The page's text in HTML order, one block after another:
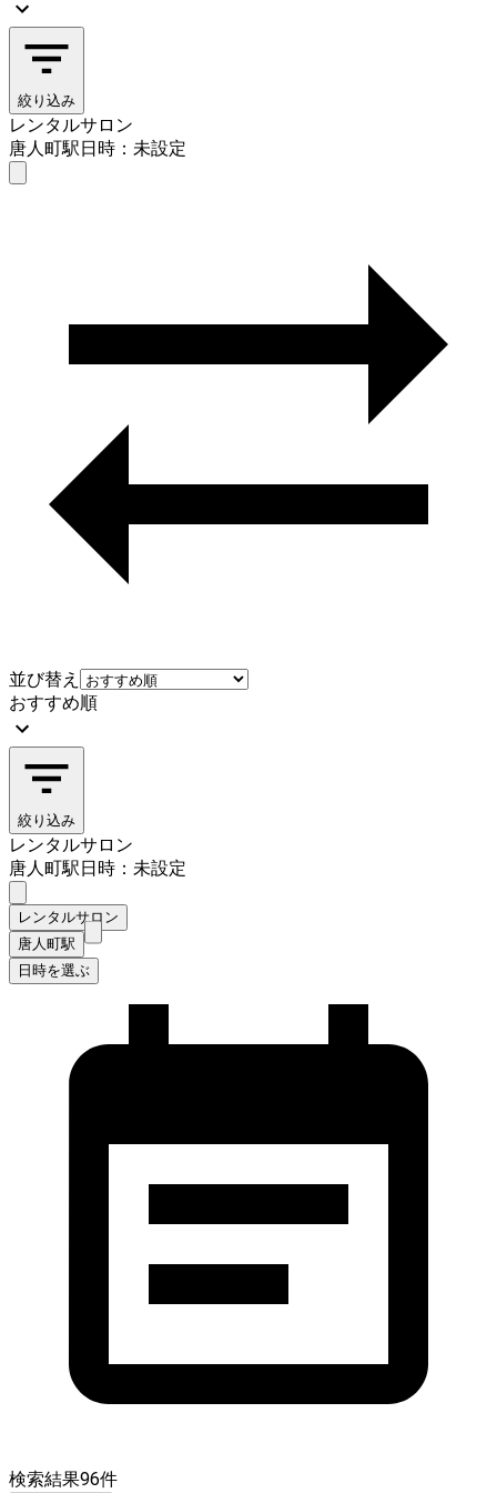
絞り込み
レンタルサロン
唐人町駅日時：未設定
並び替え
おすすめ順
絞り込み
レンタルサロン
唐人町駅日時：未設定
レンタルサロン
唐人町駅
日時を選ぶ
検索結果96件